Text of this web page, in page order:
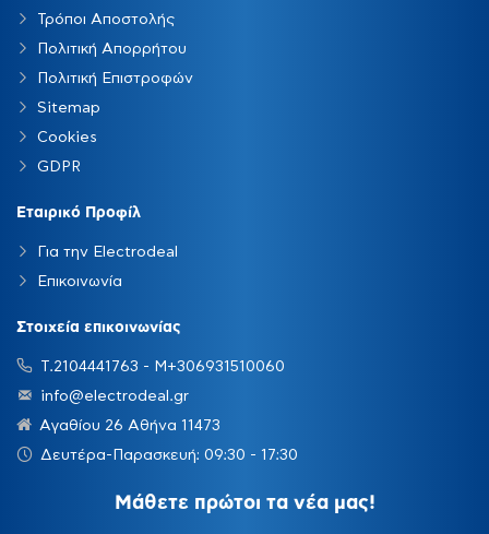
Τρόποι Αποστολής
Πολιτική Απορρήτου
Πολιτική Επιστροφών
Sitemap
Cookies
GDPR
Εταιρικό Προφίλ
Για την Electrodeal
Επικοινωνία
Στοιχεία επικοινωνίας
Τ.2104441763 - Μ+306931510060
info@electrodeal.gr
Αγαθίου 26 Αθήνα 11473
Δευτέρα-Παρασκευή: 09:30 - 17:30
Μάθετε πρώτοι τα νέα μας!